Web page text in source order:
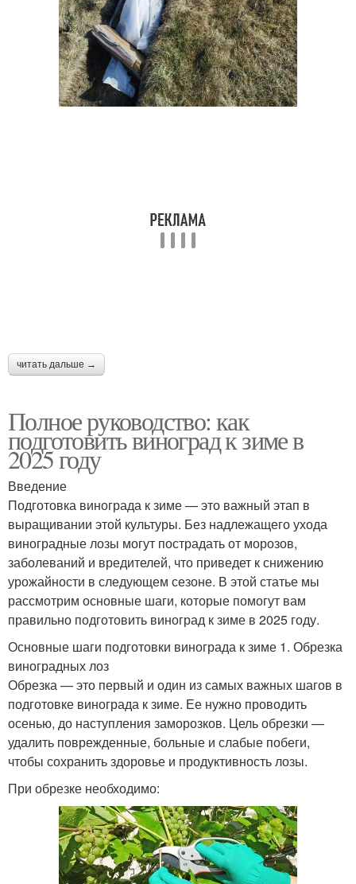
читать дальше →
Полное руководство: как
подготовить виноград к зиме в
2025 году
Введение
Подготовка винограда к зиме — это важный этап в
выращивании этой культуры. Без надлежащего ухода
виноградные лозы могут пострадать от морозов,
заболеваний и вредителей, что приведет к снижению
урожайности в следующем сезоне. В этой статье мы
рассмотрим основные шаги, которые помогут вам
правильно подготовить виноград к зиме в 2025 году.
Основные шаги подготовки винограда к зиме 1. Обрезка
виноградных лоз
Обрезка — это первый и один из самых важных шагов в
подготовке винограда к зиме. Ее нужно проводить
осенью, до наступления заморозков. Цель обрезки —
удалить поврежденные, больные и слабые побеги,
чтобы сохранить здоровье и продуктивность лозы.
При обрезке необходимо: